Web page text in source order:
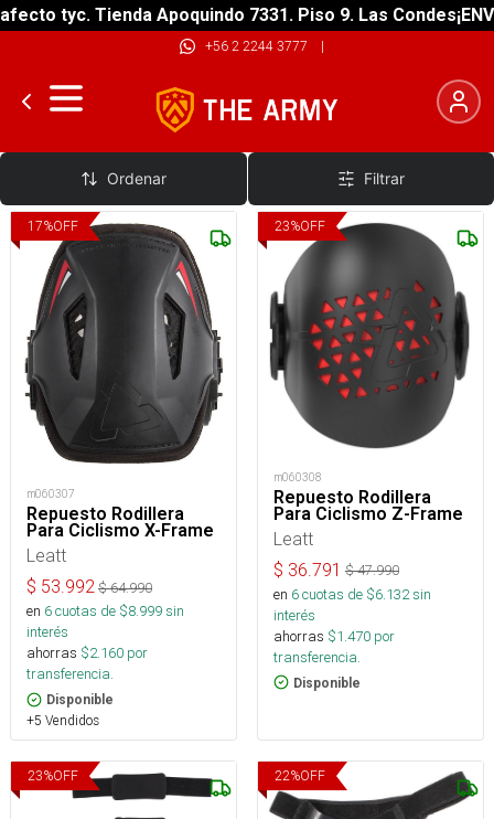
tyc. Tienda Apoquindo 7331. Piso 9. Las Condes
+56 2 2244 3777 |
Repuestos
Ordenar Filtrar
17%OFF
m060307
Repuesto Rodillera
Para Ciclismo X-Frame
Leatt
$ 53.992 $64.990
en 6cuotas de $8.999sin
interés
ahorras $2.160 por
transferencia.
Disponible
+5 Vendidos
23%OFF
m060308
Repuesto Rodillera
Para Ciclismo Z-Frame
Leatt
$ 36.791 $47.990
en 6cuotas de $6.132sin
interés
ahorras $1.470 por
transferencia.
Disponible
23%OFF 22%OFF